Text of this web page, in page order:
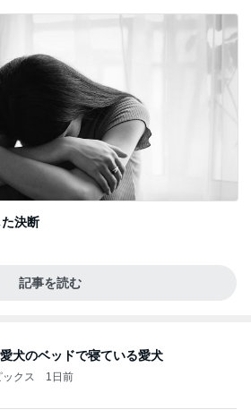
決断
記事を読む
犬のベッドで寝ている愛犬
クス 1日前